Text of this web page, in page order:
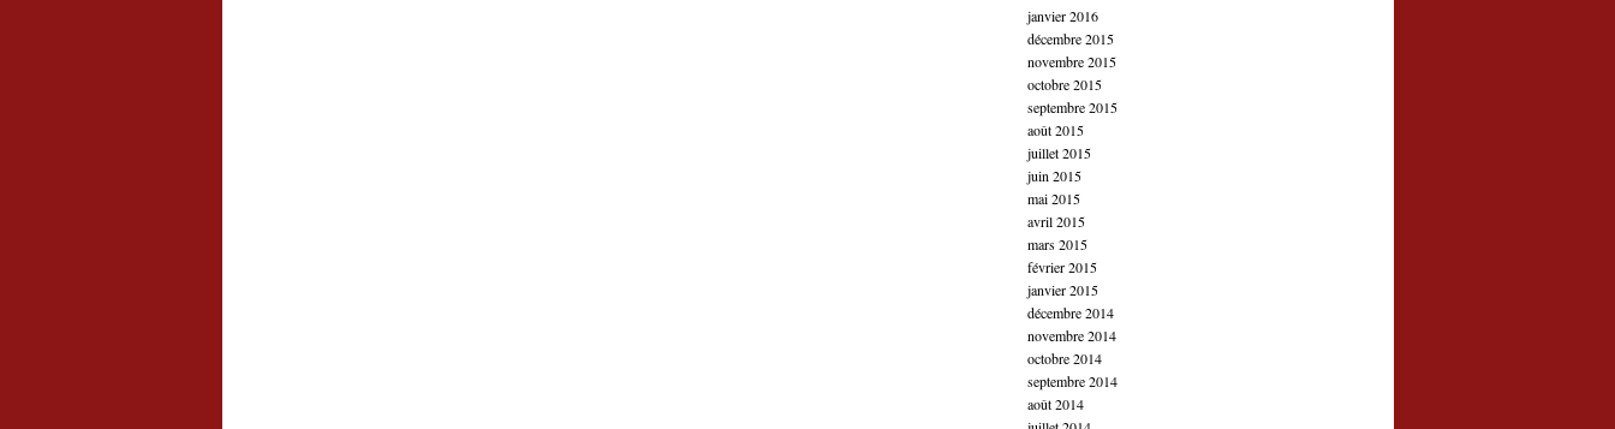
janvier 2016
décembre 2015
novembre 2015
octobre 2015
septembre 2015
août 2015
juillet 2015
juin 2015
mai 2015
avril 2015
mars 2015
février 2015
janvier 2015
décembre 2014
novembre 2014
octobre 2014
septembre 2014
août 2014